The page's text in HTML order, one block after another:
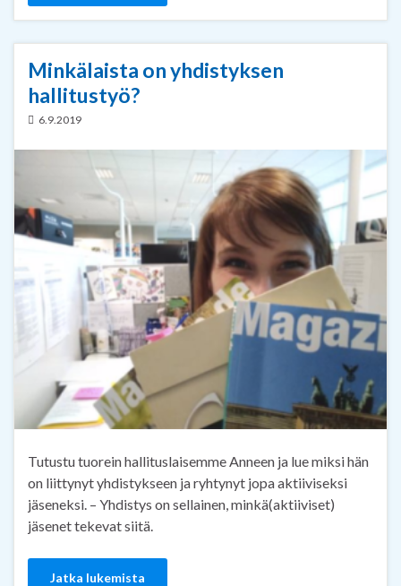
Minkälaista on yhdistyksen
hallitustyö?
6.9.2019
Tutustu tuorein hallituslaisemme Anneen ja lue miksi hän
on liittynyt yhdistykseen ja ryhtynyt jopa aktiiviseksi
jäseneksi. – Yhdistys on sellainen, minkä(aktiiviset)
jäsenet tekevat siitä.
Jatka lukemista